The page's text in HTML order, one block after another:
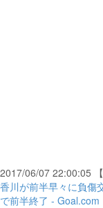
2017/06/07 22:00:05 【
香川が前半早々に負傷
で前半終了 - Goal.com